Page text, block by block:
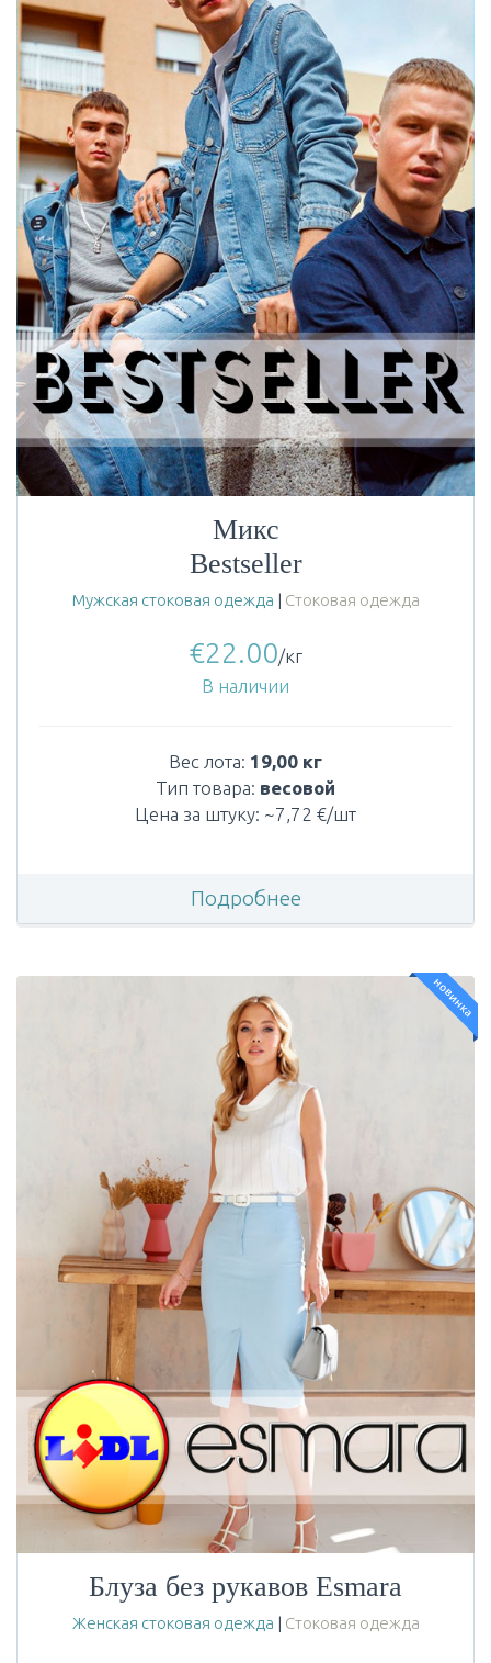
Микс
Bestseller
Мужская стоковая одежда | Стоковая одежда
€22.00/кг
В наличии
Вес лота: 19,00 кг
Тип товара: весовой
Цена за штуку: ~7,72 €/шт
Подробнее
новинка
Блуза без рукавов Esmara
Женская стоковая одежда | Стоковая одежда